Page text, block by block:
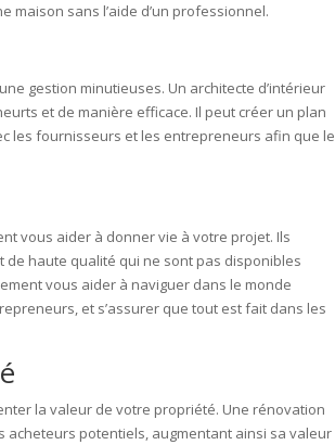
sans l’aide d’un professionnel.
gestion minutieuses. Un architecte d’intérieur
et de manière efficace. Il peut créer un plan
les fournisseurs et les entrepreneurs afin que le
vous aider à donner vie à votre projet. Ils
haute qualité qui ne sont pas disponibles
vous aider à naviguer dans le monde
et s’assurer que tout est fait dans les
la valeur de votre propriété. Une rénovation
potentiels, augmentant ainsi sa valeur